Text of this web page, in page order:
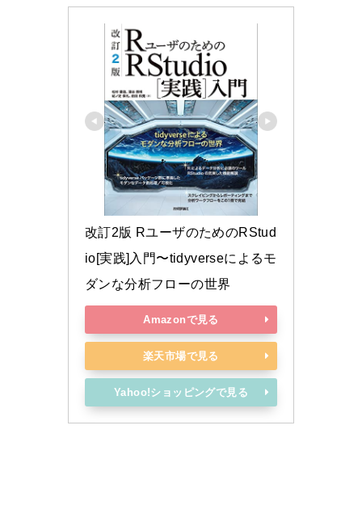
改訂2版 RユーザのためのRStud
io[実践]入門〜tidyverseによるモ
ダンな分析フローの世界
Amazonで見る
楽天市場で見る
Yahoo!ショッピングで見る